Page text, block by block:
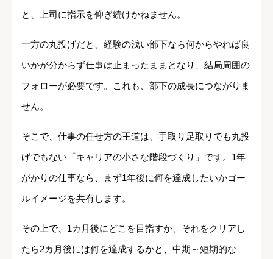
と、上司に指示を仰ぎ続けかねません。
一方の丸投げだと、経験の浅い部下なら何からやれば良
いかが分からず仕事は止まったままとなり、結局周囲の
フォローが必要です。これも、部下の成長につながりま
せん。
そこで、仕事の任せ方の王道は、手取り足取りでも丸投
げでもない「キャリアの小さな階段づくり」です。1年
がかりの仕事なら、まず1年後に何を達成したいかゴー
ルイメージを共有します。
その上で、1カ月後にどこを目指すか、それをクリアし
たら2カ月後には何を達成するかと、中期～短期的な